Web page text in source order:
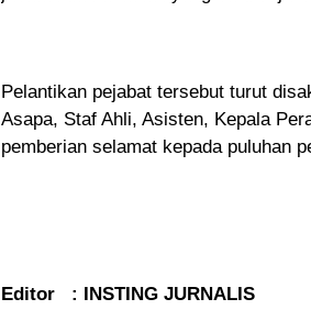
Pelantikan pejabat tersebut turut
Asapa, Staf Ahli, Asisten, Kepala
pemberian selamat kepada puluhan
Editor : INSTING JURNALIS